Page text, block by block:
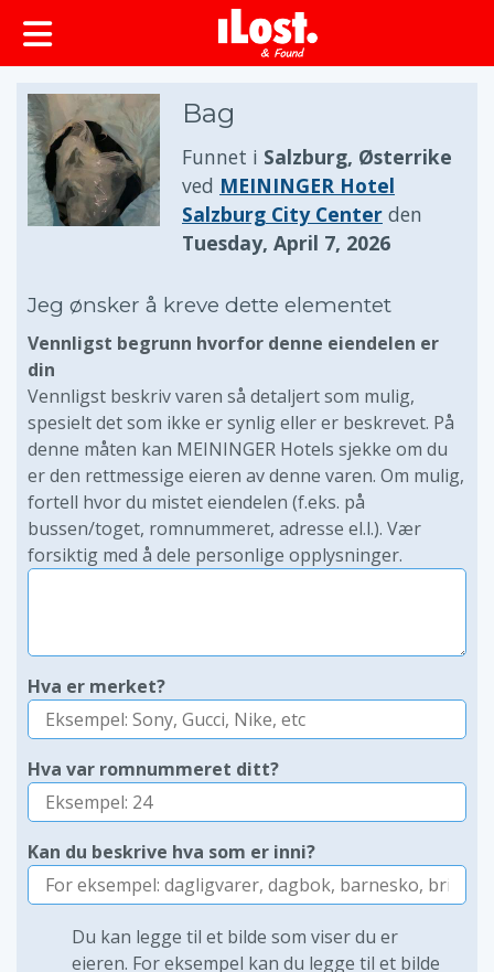
Bag
Funnet i Salzburg, Østerrike
ved MEININGER Hotel
Salzburg City Center den
Tuesday, April 7, 2026
Jeg ønsker å kreve dette elementet
Vennligst begrunn hvorfor denne eiendelen er
din
Vennligst beskriv varen så detaljert som mulig,
spesielt det som ikke er synlig eller er beskrevet. På
denne måten kan MEININGER Hotels sjekke om du
er den rettmessige eieren av denne varen. Om mulig,
fortell hvor du mistet eiendelen (f.eks. på
bussen/toget, romnummeret, adresse el.l.). Vær
forsiktig med å dele personlige opplysninger.
Hva er merket?
Hva var romnummeret ditt?
Kan du beskrive hva som er inni?
Du kan legge til et bilde som viser du er
eieren. For eksempel kan du legge til et bilde